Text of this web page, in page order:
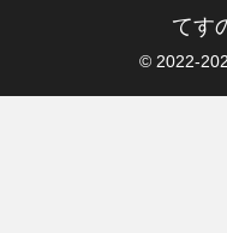
てす
© 2022-